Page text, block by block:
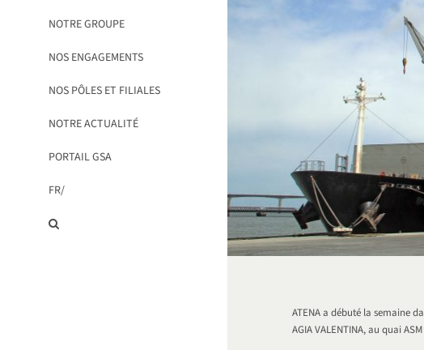
NOTRE GROUPE
NOS ENGAGEMENTS
NOS PÔLES ET FILIALES
NOTRE ACTUALITÉ
PORTAIL GSA
FR/
ATENA a débuté la semaine
AGIA VALENTINA, au quai